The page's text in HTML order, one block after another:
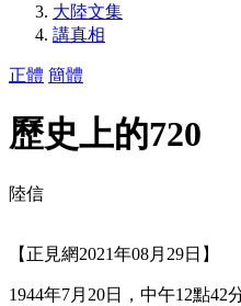
大陸文集
講真相
正體 簡體
歷史上的720
陸信
【正見網2021年08月29日】
1944年7月20日，中午12點